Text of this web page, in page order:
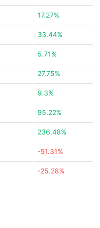
17.27%
33.44%
5.71%
27.75%
9.3%
95.22%
236.48%
-51.31%
-25.28%